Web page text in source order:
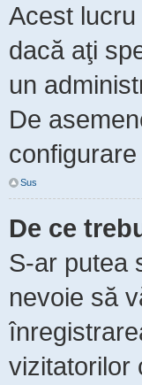
Acest
dacă aţi
un
De
Sus
De ce
S-ar putea
nevoie să
vizitatorilor